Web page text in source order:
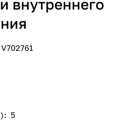
внутреннего
V702761
: 5